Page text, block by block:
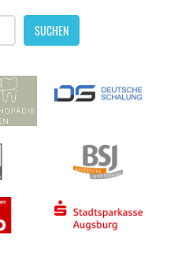
SUCHEN